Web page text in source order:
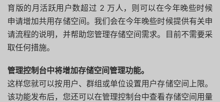
育版的月活跃用户数超过 2 万人，则可以在今年晚些时候
申请增加共用存储空间。 我们会在今年晚些时候提供有关申
请流程的说明， 并帮助您管理存储空间需求。目前不需要采
取任何措施。
管理控制台中将增加存储空间管理功能。
这样您就可以按用户、群组或单位设置用户存储空间上限。
该功能发布后， 您还可以在管理控制台中查看存储空间用量